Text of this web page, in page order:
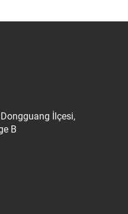
İlçesi,
B